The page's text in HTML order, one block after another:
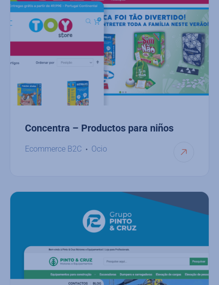
Ecommerce B2C Ocio
Concentra – Productos para niños